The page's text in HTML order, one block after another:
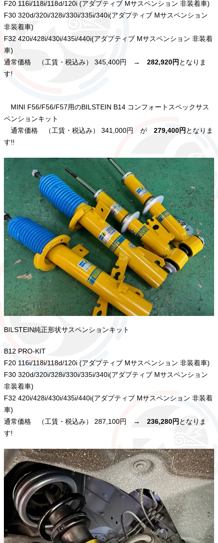
F20 116i/118i/118d/120i (アダプティブ Mサスペンション 非装着車)
F30 320d/320i/328i/330i/335i/340i(アダプティブ Mサスペンション
非装着車)
F32 420i/428i/430i/435i/440i(アダプティブ Mサスペンション 非装着
車)
通常価格 （工賃・税込み） 345,400円 → 282,920円となりま
す!
MINI F56/F56/F57用のBILSTEIN B14 コンフォートスペックサス
ペンションキット
通常価格 （工賃・税込み） 341,000円 が 279,400円となりま
す!!
BILSTEIN純正形状サスペンションキット
B12 PRO-KIT
F20 116i/118i/118d/120i (アダプティブ Mサスペンション 非装着車)
F30 320d/320i/328i/330i/335i/340i(アダプティブ Mサスペンション
非装着車)
F32 420i/428i/430i/435i/440i(アダプティブ Mサスペンション 非装着
車)
通常価格 （工賃・税込み） 287,100円 → 236,280円となりま
す!